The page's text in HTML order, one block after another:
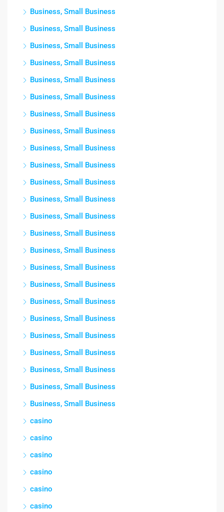
Business, Small Business
Business, Small Business
Business, Small Business
Business, Small Business
Business, Small Business
Business, Small Business
Business, Small Business
Business, Small Business
Business, Small Business
Business, Small Business
Business, Small Business
Business, Small Business
Business, Small Business
Business, Small Business
Business, Small Business
Business, Small Business
Business, Small Business
Business, Small Business
Business, Small Business
Business, Small Business
Business, Small Business
Business, Small Business
Business, Small Business
Business, Small Business
casino
casino
casino
casino
casino
casino